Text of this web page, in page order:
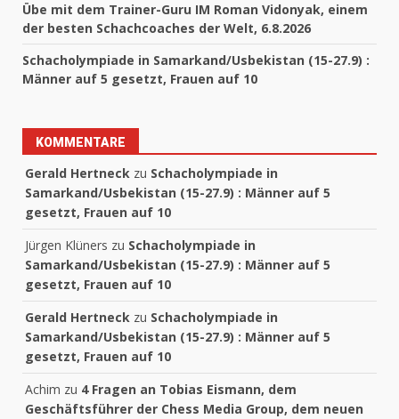
Übe mit dem Trainer-Guru IM Roman Vidonyak, einem
der besten Schachcoaches der Welt, 6.8.2026
Schacholympiade in Samarkand/Usbekistan (15-27.9) :
Männer auf 5 gesetzt, Frauen auf 10
KOMMENTARE
Gerald Hertneck zu Schacholympiade in
Samarkand/Usbekistan (15-27.9) : Männer auf 5
gesetzt, Frauen auf 10
Jürgen Klüners zu Schacholympiade in
Samarkand/Usbekistan (15-27.9) : Männer auf 5
gesetzt, Frauen auf 10
Gerald Hertneck zu Schacholympiade in
Samarkand/Usbekistan (15-27.9) : Männer auf 5
gesetzt, Frauen auf 10
Achim zu 4 Fragen an Tobias Eismann, dem
Geschäftsführer der Chess Media Group, dem neuen